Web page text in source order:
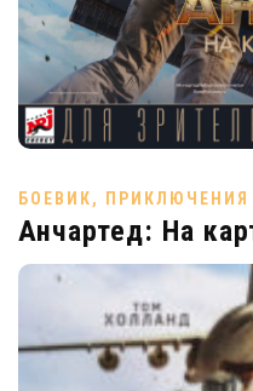
БОЕВИК, ПРИКЛЮЧЕНИЯ
Анчартед: На